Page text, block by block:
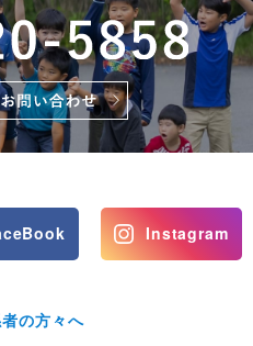
Instagram
の方々へ